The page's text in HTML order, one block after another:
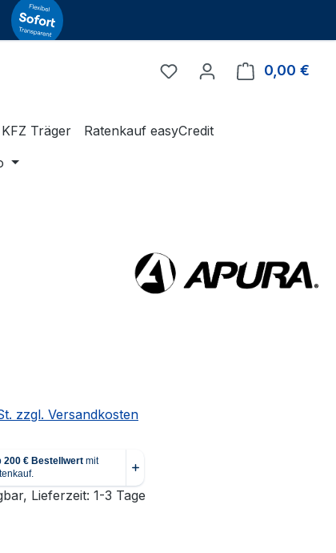
Du hast 0 Produkte auf
0,00 €
KFZ Träger
Ratenkauf easyCredit
zzgl. Versandkosten
Lieferzeit: 1-3 Tage